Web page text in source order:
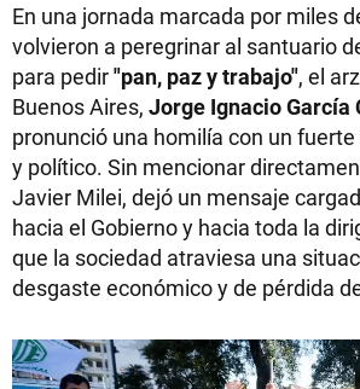
En una jornada marcada por miles
volvieron a peregrinar al santuario
para pedir"pan, paz y trabajo", el
Buenos Aires, Jorge Ignacio García
pronunció una homilía con un
y político. Sin mencionar
Javier Milei, dejó un mensaje
hacia el Gobierno y hacia toda la
que la sociedad atraviesa una
desgaste económico y de pérdida